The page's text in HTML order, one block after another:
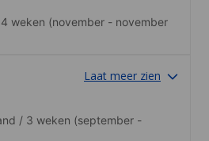
kleine Insel
Sightseeing,
jeden persönlichen
möglich, was
dass das das
an den teils
teilnimmt!
4 weken (november - november
Laat meer zien
/ 3 weken (september -